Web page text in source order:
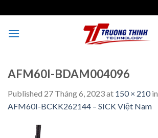
to
content
AFM60I-BDAM004096
Published 27 Tháng 6, 2023at 150 × 210in
AFM60I-BCKK262144 – SICK Việt Nam